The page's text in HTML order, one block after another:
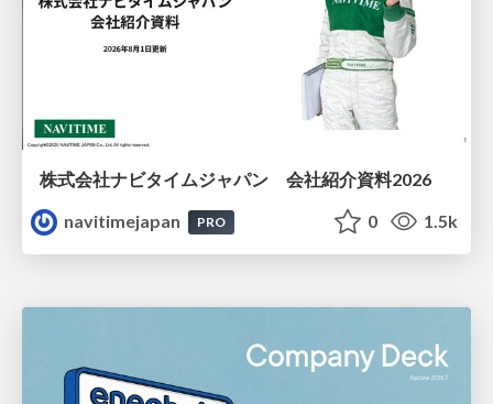
株式会社ナビタイムジャパン 会社紹介資料2026
navitimejapan
PRO 0 1.5k